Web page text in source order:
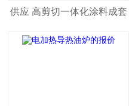
供应 高剪切一体化涂料成套
设备